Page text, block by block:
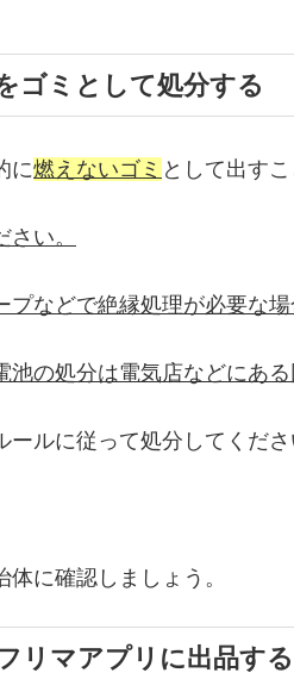
ゴミとして処分する
に燃えないゴミ として出すこ
い。
などで絶縁処理が必要な場
の処分は電気店などにあ
ルに従って処分してくださ
に確認しましょう。
リマアプリに出品する